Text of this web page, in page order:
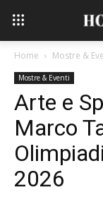
Home Mostre &
Mostre & Eventi
Arte e
Marco
2026